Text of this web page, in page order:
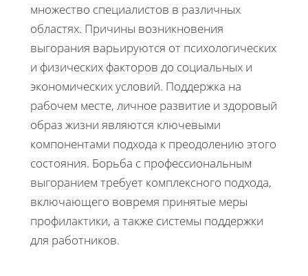
множество специалистов в различных
областях. Причины возникновения
выгорания варьируются от психологических
и физических факторов до социальных и
экономических условий. Поддержка на
рабочем месте, личное развитие и здоровый
образ жизни являются ключевыми
компонентами подхода к преодолению этого
состояния. Борьба с профессиональным
выгоранием требует комплексного подхода,
включающего вовремя принятые меры
профилактики, а также системы поддержки
для работников.